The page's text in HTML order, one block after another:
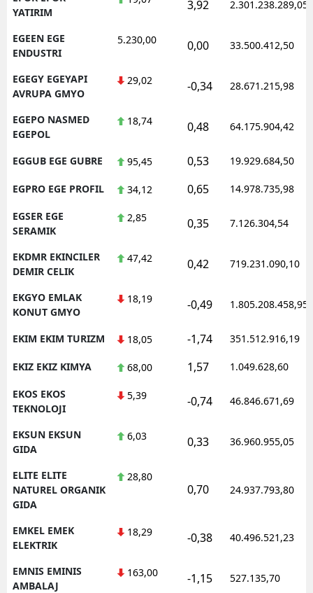
YATIRIM
3,92 2.301.238.289,05
EGEEN EGE
ENDUSTRI
5.230,00 0,00 33.500.412,50
EGEGY EGEYAPI
AVRUPA GMYO
29,02 -0,34 28.671.215,98
EGEPO NASMED
EGEPOL
18,74 0,48 64.175.904,42
EGGUB EGE GUBRE 95,45 0,53 19.929.684,50
EGPRO EGE PROFIL 34,12 0,65 14.978.735,98
EGSER EGE
SERAMIK
2,85 0,35 7.126.304,54
EKDMR EKINCILER
DEMIR CELIK
47,42 0,42 719.231.090,10
EKGYO EMLAK
KONUT GMYO
18,19 -0,49 1.805.208.458,95
EKIM EKIM TURIZM 18,05 -1,74 351.512.916,19
EKIZ EKIZ KIMYA 68,00 1,57 1.049.628,60
EKOS EKOS
TEKNOLOJI
5,39 -0,74 46.846.671,69
EKSUN EKSUN
GIDA
6,03 0,33 36.960.955,05
ELITE ELITE
NATUREL ORGANIK
GIDA
28,80
0,70 24.937.793,80
EMKEL EMEK
ELEKTRIK
18,29 -0,38 40.496.521,23
EMNIS EMINIS
AMBALAJ
163,00 -1,15 527.135,70